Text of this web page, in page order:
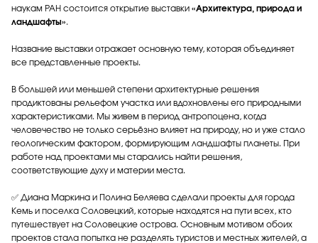
наукам РАН состоится открытие выставки «Архитектура, природа и
ландшафты».
Название выставки отражает основную тему, которая объединяет
все представленные проекты.
В большей или меньшей степени архитектурные решения
продиктованы рельефом участка или вдохновлены его природными
характеристиками. Мы живем в период антропоцена, когда
человечество не только серьёзно влияет на природу, но и уже стало
геологическим фактором, формирующим ландшафты планеты. При
работе над проектами мы старались найти решения,
соответствующие духу и материи места.
✅ Диана Маркина и Полина Беляева сделали проекты для города
Кемь и поселка Соловецкий, которые находятся на пути всех, кто
путешествует на Соловецкие острова. Основным мотивом обоих
проектов стала попытка не разделять туристов и местных жителей, а